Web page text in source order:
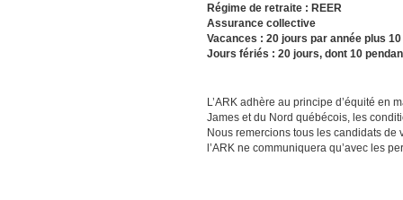
Régime de retraite : REER
Assurance collective
Vacances : 20 jours par année plus
Jours fériés : 20 jours, dont 10
L’ARK adhère au principe d’équité en
James et du Nord québécois, les
Nous remercions tous les candidats de
l’ARK ne communiquera qu’avec les